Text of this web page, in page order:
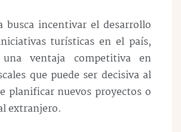
busca incentivar el desarrollo
turísticas en el país,
una ventaja competitiva en
que puede ser decisiva al
planificar nuevos proyectos o
extranjero.